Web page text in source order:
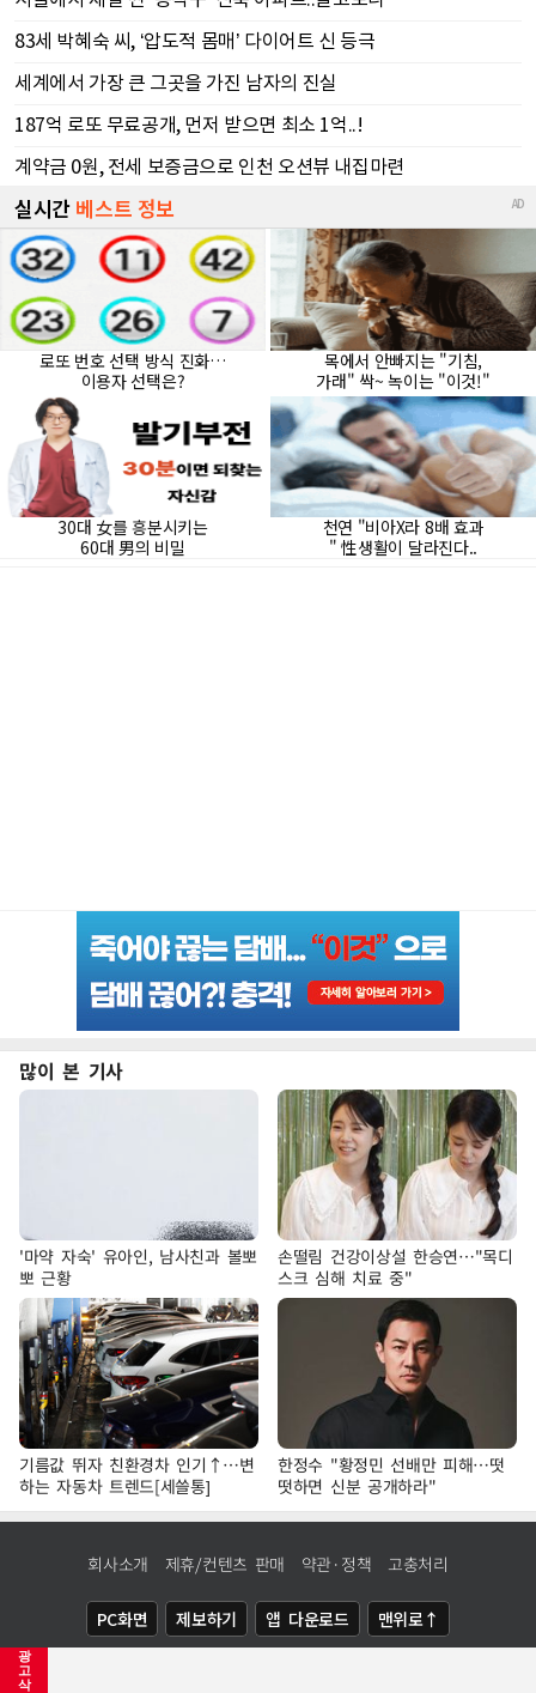
광
고
삭
많이 본 기사
'마약 자숙' 유아인, 남사친과 볼뽀
뽀 근황
손떨림 건강이상설 한승연…"목디
스크 심해 치료 중"
기름값 뛰자 친환경차 인기↑…변
하는 자동차 트렌드[세쓸통]
한정수 "황정민 선배만 피해…떳
떳하면 신분 공개하라"
회사소개 제휴/컨텐츠 판매 약관·정책 고충처리
PC화면 제보하기 앱 다운로드 맨위로↑